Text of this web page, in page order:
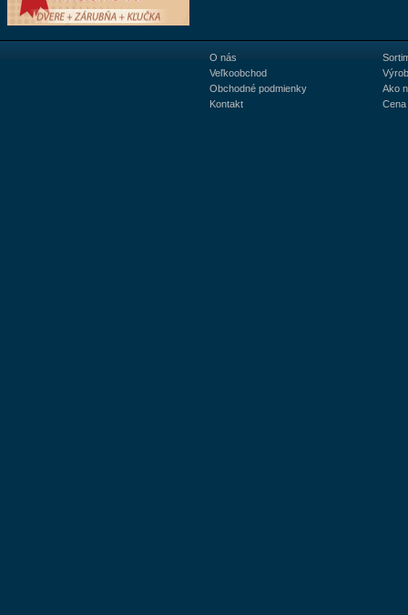
O nás
Veľkoobchod
Obchodné podmienky
Kontakt
Ako